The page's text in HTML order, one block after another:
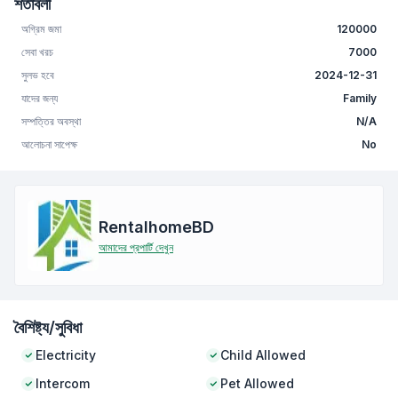
শর্তাবলী
অগ্রিম জমা
120000
সেবা খরচ
7000
সুলভ হবে
2024-12-31
যাদের জন্য
Family
সম্পত্তির অবস্থা
N/A
আলোচনা সাপেক্ষ
No
RentalhomeBD
আমাদের প্রপার্টি দেখুন
বৈশিষ্ট্য/সুবিধা
Electricity
Intercom
Child Allowed
Pet Allowed